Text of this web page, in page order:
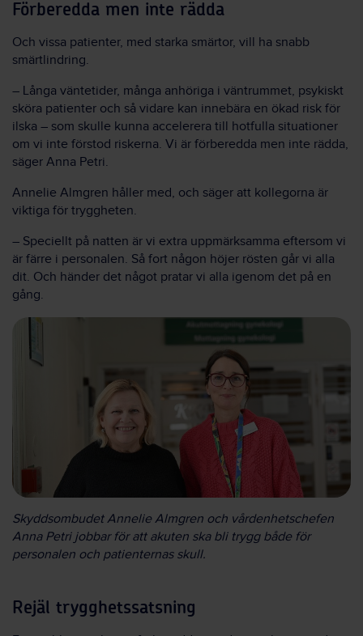
Förberedda men inte rädda
Och vissa patienter, med starka smärtor, vill ha snabb
smärtlindring.
– Långa väntetider, många anhöriga i väntrummet, psykiskt
sköra patienter och så vidare kan innebära en ökad risk för
ilska – som skulle kunna accelerera till hotfulla situationer
om vi inte förstod riskerna. Vi är förberedda men inte rädda,
säger Anna Petri.
Annelie Almgren håller med, och säger att kollegorna är
viktiga för tryggheten.
– Speciellt på natten är vi extra uppmärksamma eftersom vi
är färre i personalen. Så fort någon höjer rösten går vi alla
dit. Och händer det något pratar vi alla igenom det på en
gång.
Skyddsombudet Annelie Almgren och vårdenhetschefen
Anna Petri jobbar för att akuten ska bli trygg både för
personalen och patienternas skull.
Rejäl trygghetssatsning